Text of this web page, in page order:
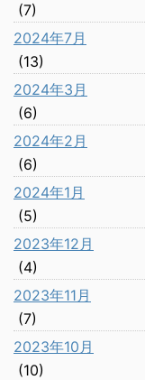
(7)
2024年7月
(13)
2024年3月
(6)
2024年2月
(6)
2024年1月
(5)
2023年12月
(4)
2023年11月
(7)
2023年10月
(10)